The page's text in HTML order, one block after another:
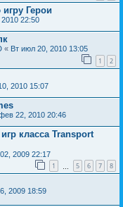
Герои
22:50
« Вт июл 20, 2010 13:05
1 2
2010 15:07
22, 2010 20:46
класса Transport
2009 22:17
1 5 6 7 8
2009 18:59